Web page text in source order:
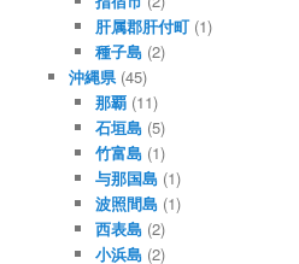
肝属郡肝付町 (1)
種子島 (2)
沖縄県(45)
那覇 (11)
石垣島 (5)
竹富島 (1)
与那国島 (1)
波照間島 (1)
西表島 (2)
小浜島 (2)